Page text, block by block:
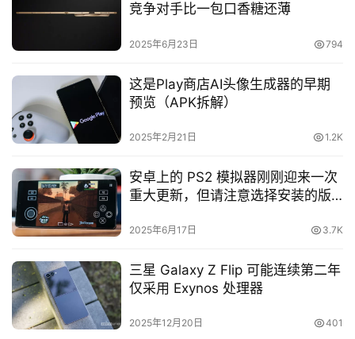
竞争对手比一包口香糖还薄
2025年6月23日 794
这是Play商店AI头像生成器的早期
预览（APK拆解）
2025年2月21日 1.2K
安卓上的 PS2 模拟器刚刚迎来一次
重大更新，但请注意选择安装的版
2025年6月17日 3.7K
三星 Galaxy Z Flip 可能连续第二年
仅采用 Exynos 处理器
2025年12月20日 401